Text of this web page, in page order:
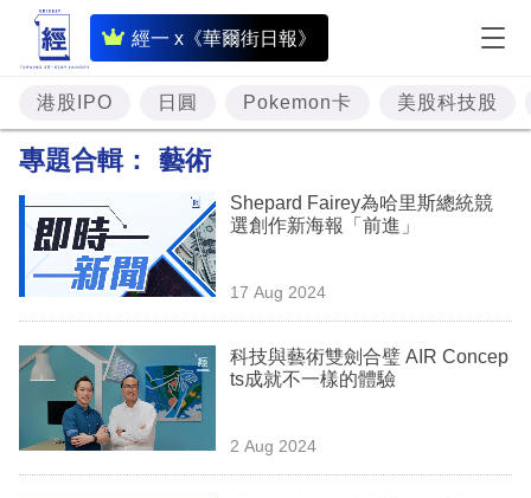
經一 x《華爾街日報》
即
時
財
經
投
資
樓
市
理
港股IPO 日圓 Pokemon卡 美股科技股
專題合輯： 藝術
Shepard Fairey為哈里斯總統競
選創作新海報「前進」
17 Aug 2024
科技與藝術雙劍合璧 AIR Concep
ts成就不一樣的體驗
2 Aug 2024